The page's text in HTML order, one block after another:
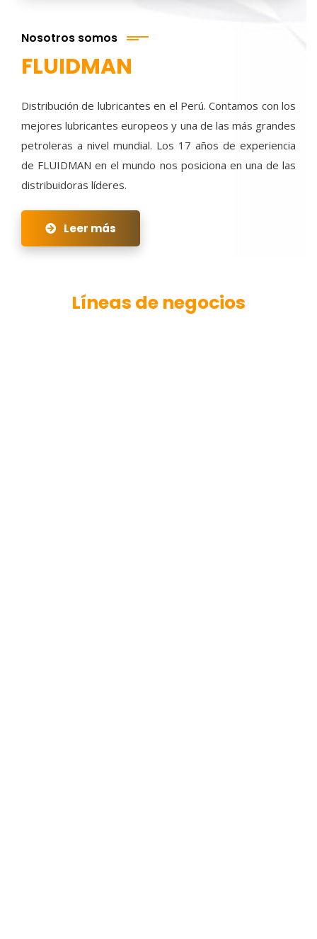
Nosotros somos
FLUIDMAN
Distribución de lubricantes en el Perú. Contamos con los
mejores lubricantes europeos y una de las más grandes
petroleras a nivel mundial. Los 17 años de experiencia
de FLUIDMAN en el mundo nos posiciona en una de las
distribuidoras líderes.
Leer más
Líneas de negocios